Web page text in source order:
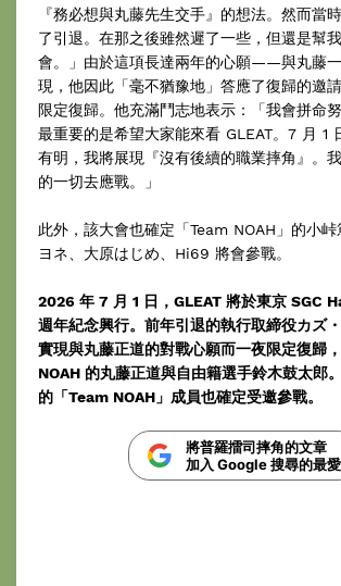
『務必想與丸藤先生交手』的想法。然而當
了引退。在那之後雖然遲了一些，但還是幫
會。」由於這項長達兩年的心願——與丸藤
現，他因此「毫不猶豫地」答應了復歸的邀
限定復歸。他充滿鬥志地表示：「我會拼命
最重要的是希望大家能來看 GLEAT。7 月 1
有明，我將展現『沒有後續的職業摔角』。
的一切去應戰。」
此外，該大會也確定「Team NOAH」的小峠
ヨネ、大原はじめ、Hi69 將會參戰。
2026 年 7 月 1 日，GLEAT 將於東京 SGC
週年紀念興行。前年引退的執行取締役カズ
實現與丸藤正道的對戰心願而一夜限定復歸
NOAH 的丸藤正道與自由籍選手鈴木鼓太郎
的「Team NOAH」成員也確定受邀參戰。
將普羅擂司摔角的文章
加入 Google 搜尋的最愛